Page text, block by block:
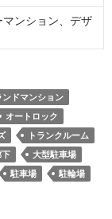
ンション、デザ
ンドマンション
オートロック
トランクルーム
下
大型駐車場
駐車場 駐輪場